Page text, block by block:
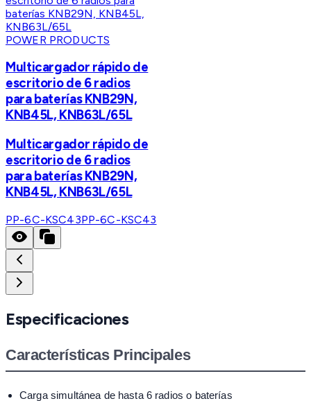
POWER PRODUCTS
Multicargador rápido de
escritorio de 6 radios
para baterías KNB29N,
KNB45L, KNB63L/65L
Multicargador rápido de
escritorio de 6 radios
para baterías KNB29N,
KNB45L, KNB63L/65L
PP-6C-KSC43PP-6C-KSC43
Especificaciones
Características Principales
Carga simultánea de hasta 6 radios o baterías